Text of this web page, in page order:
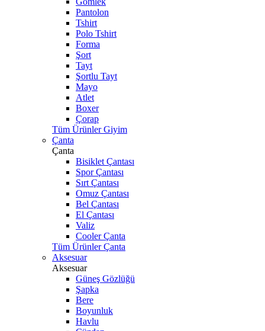
Pantolon
Tshirt
Polo Tshirt
Forma
Şort
Tayt
Şortlu Tayt
Mayo
Atlet
Boxer
Çorap
Tüm Ürünler Giyim
Çanta
Çanta
Bisiklet Çantası
Spor Çantası
Sırt Çantası
Omuz Çantası
Bel Çantası
El Çantası
Valiz
Cooler Çanta
Tüm Ürünler Çanta
Aksesuar
Aksesuar
Güneş Gözlüğü
Şapka
Bere
Boyunluk
Havlu